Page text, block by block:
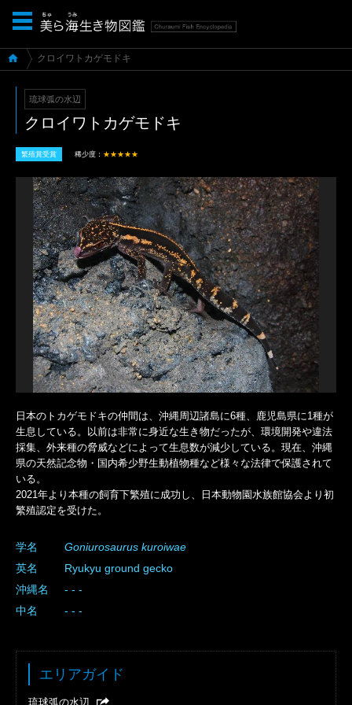
クロイワトカゲモドキ
琉球弧の水辺
クロイワトカゲモドキ
繁殖賞受賞 稀少度： ★★★★★
日本のトカゲモドキの仲間は、沖縄周辺諸島に6種、鹿児島県に1種が
生息している。以前は非常に身近な生き物だったが、環境開発や違法
採集、外来種の脅威などによって生息数が減少している。現在、沖縄
県の天然記念物・国内希少野生動植物種など様々な法律で保護されて
いる。
2021年より本種の飼育下繁殖に成功し、日本動物園水族館協会より初
繁殖認定を受けた。
学名 Goniurosaurus kuroiwae
英名
Ryukyu ground gecko
沖縄名
- - -
中名
- - -
エリアガイド
琉球弧の水辺